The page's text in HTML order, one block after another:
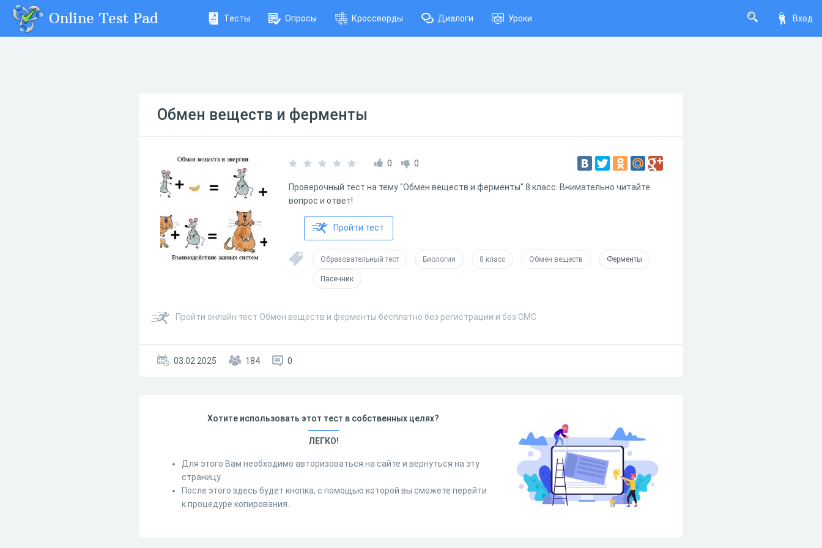
Вход
Online Test Pad Тесты Опросы Кроссворды Диалоги Уроки
Обмен веществ и ферменты
0 0
Проверочный тест на тему "Обмен веществ и ферменты" 8 класс. Внимательно читайте
вопрос и ответ!
Пройти тест
Образовательный тест Биология 8 класс Обмен веществ Ферменты
Пасечник
Пройти онлайн тест Обмен веществ и ферменты бесплатно без регистрации и без СМС
03.02.2025 184 0
Хотите использовать этот тест в собственных целях?
ЛЕГКО!
Для этого Вам необходимо авторизоваться на сайте и вернуться на эту
страницу.
После этого здесь будет кнопка, с помощью которой вы сможете перейти
к процедуре копирования.